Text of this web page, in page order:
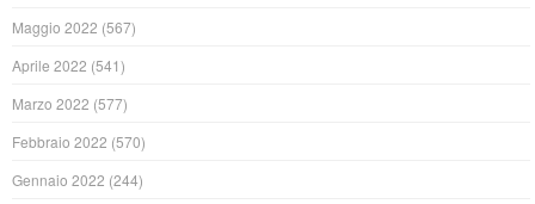
Maggio 2022 (567)
Aprile 2022 (541)
Marzo 2022 (577)
Febbraio 2022 (570)
Gennaio 2022 (244)